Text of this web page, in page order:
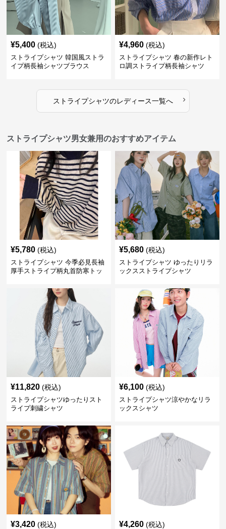
¥5,400 (税込)
ストライプシャツ 韓国風ストラ
イプ柄長袖シャツブラウス
¥4,960 (税込)
ストライプシャツ 春の新作レト
ロ調ストライプ柄長袖シャツ
ストライプシャツのレディース一覧へ ›
ストライプシャツ男女兼用のおすすめアイテム
¥5,780 (税込)
ストライプシャツ 今季必見長袖
厚手ストライプ柄丸首防寒トッ
¥5,680 (税込)
ストライプシャツ ゆったりリラ
ックスストライプシャツ
¥11,820 (税込)
ストライプシャツゆったりスト
ライプ刺繍シャツ
¥6,100 (税込)
ストライプシャツ涼やかなリラ
ックスシャツ
¥3,420 (税込) ¥4,260 (税込)